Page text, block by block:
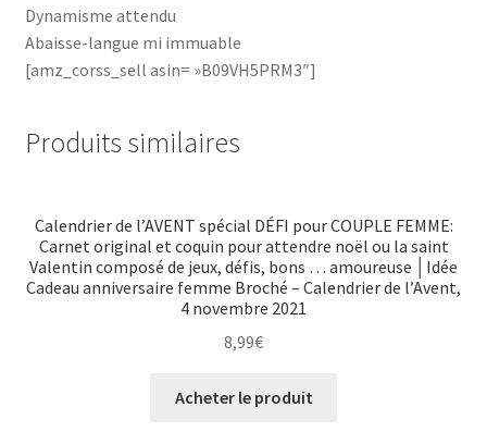
Dynamisme attendu
Abaisse-langue mi immuable
[amz_corss_sell asin= »B09VH5PRM3″]
Produits similaires
Calendrier de l’AVENT spécial DÉFI pour COUPLE FEMME:
Carnet original et coquin pour attendre noël ou la saint
Valentin composé de jeux, défis, bons … amoureuse │Idée
Cadeau anniversaire femme Broché – Calendrier de l’Avent,
4 novembre 2021
8,99€
Acheter le produit